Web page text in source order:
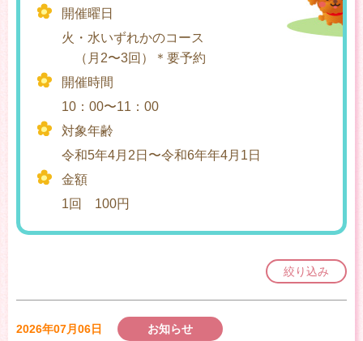
開催曜日
火・水いずれかのコース
（月2〜3回）＊要予約
開催時間
10：00〜11：00
対象年齢
令和5年4月2日〜令和6年年4月1日
金額
1回 100円
絞り込み
2026年07月06日 お知らせ